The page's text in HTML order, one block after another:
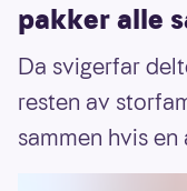
pakker alle
Da svigerfar
resten av
sammen hvis